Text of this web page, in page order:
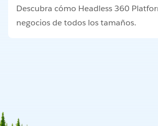
Descubra cómo Headless 360
negocios de todos los tamaños.